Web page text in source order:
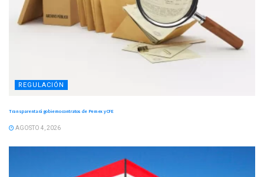
REGULACIÓN
Transparentará gobierno contratos de Pemex y CFE
AGOSTO 4, 2026